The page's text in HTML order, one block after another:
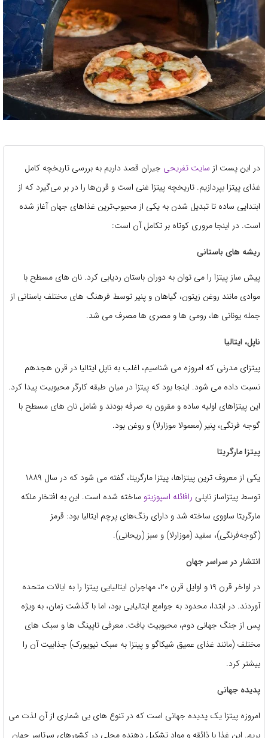
در این پست از سایت تفریحی جیران قصد داریم به بررسی تاریخچه کامل
غذای پیتزا بپردازیم. تاریخچه پیتزا غنی است و قرن‌ها را در بر می‌گیرد که از
ابتدایی ساده تا تبدیل شدن به یکی از محبوب‌ترین غذاهای جهان آغاز شده
است. در اینجا مروری کوتاه بر تکامل آن است:
ریشه های باستانی
پیش ساز پیتزا را می توان به دوران باستان ردیابی کرد. نان های مسطح با
موادی مانند روغن زیتون، گیاهان و پنیر توسط فرهنگ های مختلف باستانی از
جمله یونانی ها، رومی ها و مصری ها مصرف می شد.
ناپل، ایتالیا
پیتزای مدرنی که امروزه می شناسیم، اغلب به ناپل ایتالیا در قرن هجدهم
نسبت داده می شود. اینجا بود که پیتزا در میان طبقه کارگر محبوبیت پیدا کرد.
این پیتزاهای اولیه ساده و مقرون به صرفه بودند و شامل نان های مسطح با
گوجه فرنگی، پنیر (معمولا موزارلا) و روغن بود.
پیتزا مارگریتا
یکی از معروف ترین پیتزاها، پیتزا مارگریتا، گفته می شود که در سال ۱۸۸۹
توسط پیتزاساز ناپلی رافائله اسپوزیتو ساخته شده است. این به افتخار ملکه
مارگریتا ساووی ساخته شد و دارای رنگ‌های پرچم ایتالیا بود: قرمز
(گوجه‌فرنگی)، سفید (موزارلا) و سبز (ریحانی).
انتشار در سراسر جهان
در اواخر قرن ۱۹ و اوایل قرن ۲۰، مهاجران ایتالیایی پیتزا را به ایالات متحده
آوردند. در ابتدا، محدود به جوامع ایتالیایی بود، اما با گذشت زمان، به ویژه
پس از جنگ جهانی دوم، محبوبیت یافت. معرفی تاپینگ ها و سبک های
مختلف (مانند غذای عمیق شیکاگو و پیتزا به سبک نیویورک) جذابیت آن را
بیشتر کرد.
پدیده جهانی
امروزه پیتزا یک پدیده جهانی است که در تنوع های بی شماری از آن لذت می
بریم. این غذا با ذائقه و مواد تشکیل دهنده محلی در کشورهای سرتاسر جهان